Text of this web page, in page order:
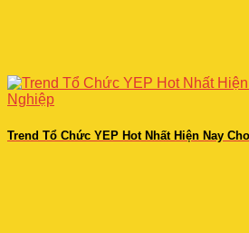
Trend Tổ Chức YEP Hot Nhất Hiện Nay